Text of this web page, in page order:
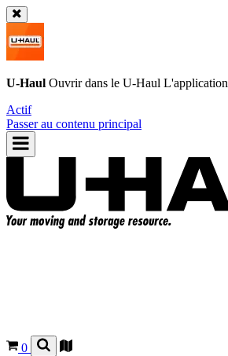
U-Haul Ouvrir dans le U-Haul L'application
Actif
Passer au contenu principal
0